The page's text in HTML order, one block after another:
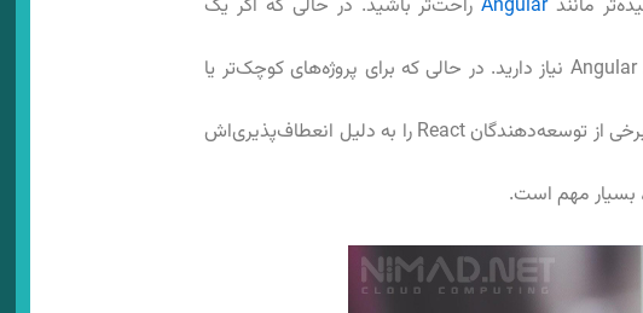
مانندAngular راحت‌تر باشید. در حالی که اگر یک
برای پروژه‌های بزرگ و پیچیده، به چارچوبی با مجموعه ویژگی‌های غنی مانند Angular نیاز دارید. در حالی که برای پروژه‌های کوچک‌تر یا
در نهایت، انتخاب چارچوب فرانت‌اند تا حد زیادی به سلیقه شما بستگی دارد. برخی از توسعه‌دهندگان React را به دلیل انعطاف‌پذیری‌اش
بسیار مهم است.